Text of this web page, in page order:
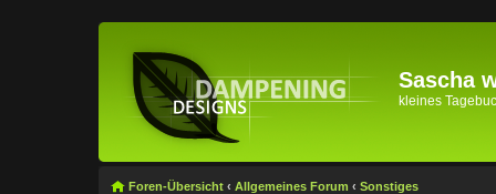
Sascha
kleines
Foren-Übersicht ‹ Allgemeines Forum ‹ Sonstiges